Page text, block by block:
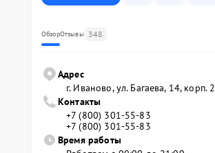
ОбзорОтзывы 348
Адрес
г. Иваново, ул. Багаева, 14, корп. 2
Контакты
+7 (800) 301-55-83
+7 (800) 301-55-83
Время работы